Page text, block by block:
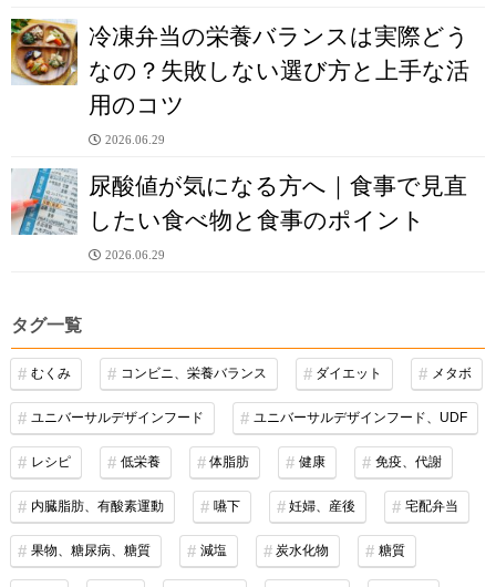
冷凍弁当の栄養バランスは実際どう
なの？失敗しない選び方と上手な活
用のコツ
2026.06.29
尿酸値が気になる方へ｜食事で見直
したい食べ物と食事のポイント
2026.06.29
タグ一覧
むくみ コンビニ、栄養バランス ダイエット メタボ
ユニバーサルデザインフード ユニバーサルデザインフード、UDF
レシピ 低栄養 体脂肪 健康 免疫、代謝
内臓脂肪、有酸素運動 嚥下 妊婦、産後 宅配弁当
果物、糖尿病、糖質 減塩 炭水化物 糖質